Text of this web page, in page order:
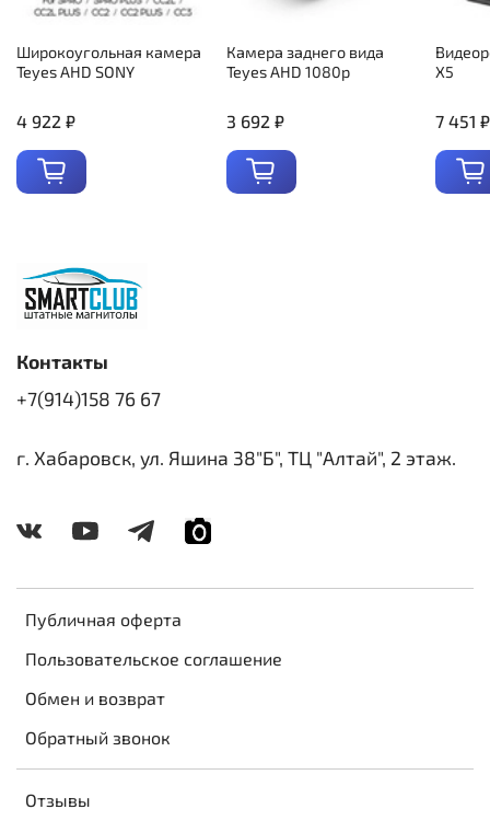
Широкоугольная камера
Teyes AHD SONY
4 922 ₽
Камера заднего вида
Teyes AHD 1080p
3 692 ₽
X5
7 451 ₽
Публичная оферта
Пользовательское соглашение
Обмен и возврат
Обратный звонок
Отзывы
Контакты
+7(914)158 76 67
г. Хабаровск, ул. Яшина 38"Б", ТЦ "Алтай", 2 этаж.